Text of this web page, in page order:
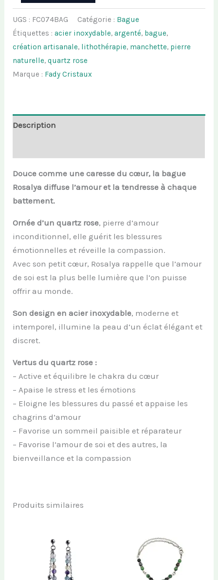
de
Bague
ROSELYA
-
Quartz
rose
UGS : FC074BAG Catégorie : Bague
Étiquettes :acier inoxydable,argenté, bague,
création artisanale, lithothérapie, manchette, pierre
naturelle,quartz rose
Marque : Fady Cristaux
Description
Douce comme une caresse du cœur, la bague
Rosalya diffuse l’amour et la tendresse à chaque
battement.
Ornée d’un quartz rose, pierre d’amour
inconditionnel, elle guérit les blessures
émotionnelles et réveille la compassion.
Avec son petit cœur, Rosalya rappelle que l’amour
de soi est la plus belle lumière que l’on puisse
offrir au monde.
Son design en acier inoxydable, moderne et
intemporel, illumine la peau d’un éclat élégant et
discret.
Vertus du quartz rose :
– Active et équilibre le chakra du cœur
– Apaise le stress et les émotions
– Eloigne les blessures du passé et appaise les
chagrins d’amour
– Favorise un sommeil paisible et réparateur
– Favorise l’amour de soi et des autres, la
bienveillance et la compassion
Produits similaires